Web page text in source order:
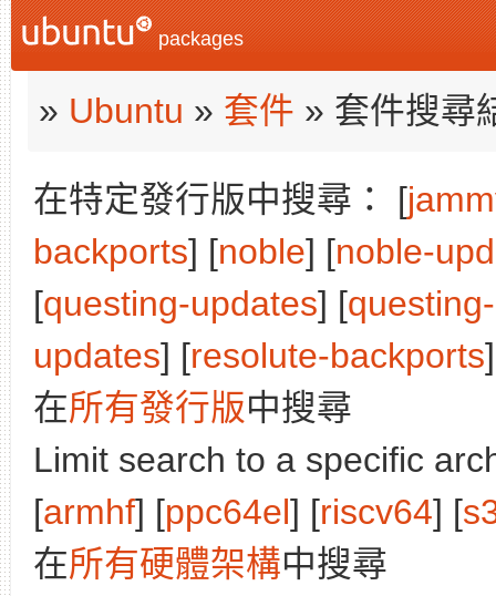
packages
» Ubuntu » 套件 » 套件搜尋
在特定發行版中搜尋： [
backports] [noble] [noble-
[questing-updates] [
updates] [resolute-backports
在所有發行版中搜尋
Limit search to a specific
[armhf] [ppc64el] [riscv64] [
在所有硬體架構中搜尋